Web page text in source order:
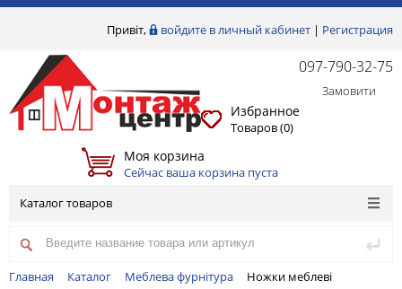
Привіт, войдите в личный кабинет | Регистрация
097-790-32-75
Замовити
Избранное
Товаров (0)
Моя корзина
Сейчас ваша корзина пуста
Каталог товаров
Главная Каталог Меблева фурнітура Ножки меблеві